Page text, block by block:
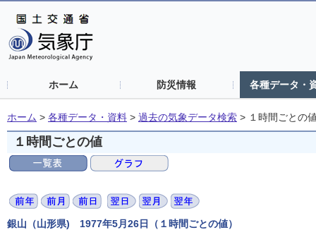
ホーム 防災情報 各種データ・
ホーム > 各種データ・資料 > 過去の気象データ検索 > １時間ごとの
１時間ごとの値
銀山（山形県) 1977年5月26日（１時間ごとの値）